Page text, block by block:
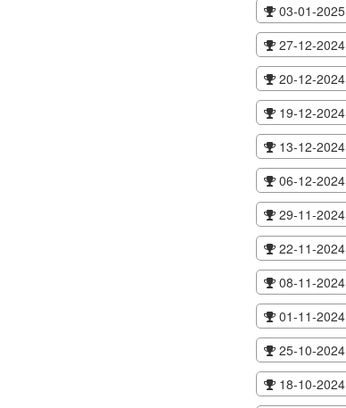
03-01-2025
27-12-2024
20-12-2024
19-12-2024
13-12-2024
06-12-2024
29-11-2024
22-11-2024
08-11-2024
01-11-2024
25-10-2024
18-10-2024